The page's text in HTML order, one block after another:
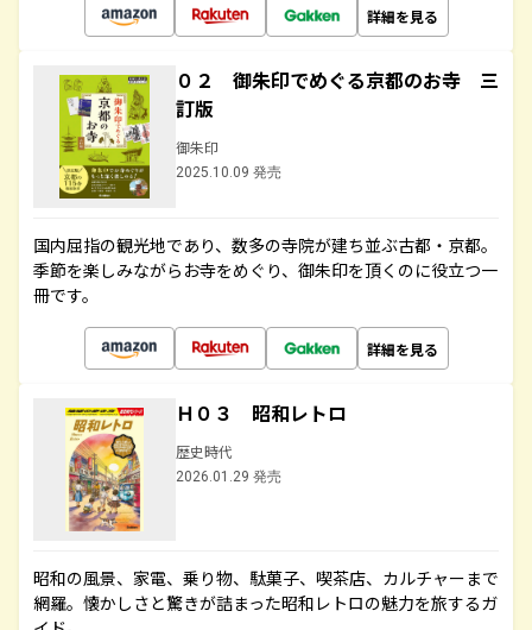
詳細を見る
０２ 御朱印でめぐる京都のお寺 三
訂版
御朱印
2025.10.09 発売
国内屈指の観光地であり、数多の寺院が建ち並ぶ古都・京都。
季節を楽しみながらお寺をめぐり、御朱印を頂くのに役立つ一
冊です。
詳細を見る
Ｈ０３ 昭和レトロ
歴史時代
2026.01.29 発売
昭和の風景、家電、乗り物、駄菓子、喫茶店、カルチャーまで
網羅。懐かしさと驚きが詰まった昭和レトロの魅力を旅するガ